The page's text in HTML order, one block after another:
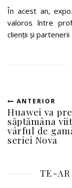
În acest an,
valoros între
clienții și partenerii
ANTERIOR
Huawei va
săptămâna
vârful de
seriei Nova
TE-AR